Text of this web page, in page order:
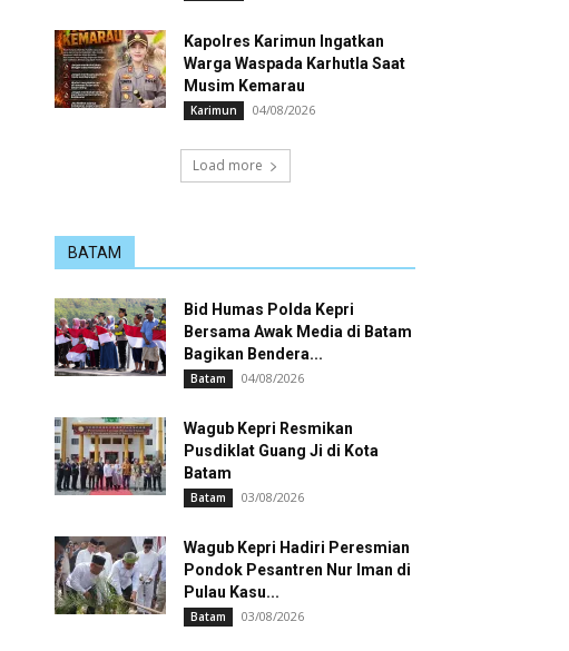
Kapolres Karimun Ingatkan
Warga Waspada Karhutla Saat
Musim Kemarau
Karimun 04/08/2026
Load more
BATAM
Bid Humas Polda Kepri
Bersama Awak Media di Batam
Bagikan Bendera...
Batam 04/08/2026
Wagub Kepri Resmikan
Pusdiklat Guang Ji di Kota
Batam
Batam 03/08/2026
Wagub Kepri Hadiri Peresmian
Pondok Pesantren Nur Iman di
Pulau Kasu...
Batam 03/08/2026